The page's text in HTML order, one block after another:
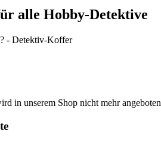
alle Hobby-Detektive
- Detektiv-Koffer
in unserem Shop nicht mehr angeboten